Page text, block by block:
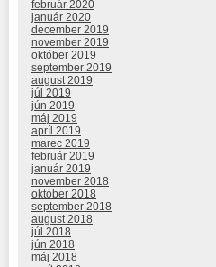
február 2020
január 2020
december 2019
november 2019
október 2019
september 2019
august 2019
júl 2019
jún 2019
máj 2019
apríl 2019
marec 2019
február 2019
január 2019
november 2018
október 2018
september 2018
august 2018
júl 2018
jún 2018
máj 2018